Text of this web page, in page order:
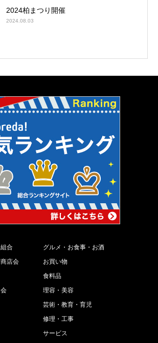
2024柏まつり開催
2024.08.03
合
店会
グルメ・お食事・お酒
お買い物
食料品
理容・美容
芸術・教育・育児
修理・工事
サービス